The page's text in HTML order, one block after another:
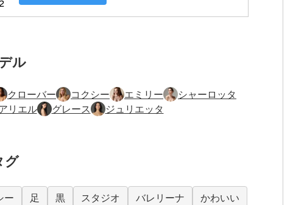
ル
クローバー コクシー エミリー
シャーロッタ
リエル グレース ジュリエッタ
グ
ー 足 黒 スタジオ バレリーナ
かわいい